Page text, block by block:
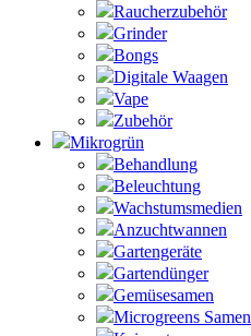
Raucherzubehör
Grinder
Bongs
Digitale Waagen
Vape
Zubehör
Mikrogrün
Behandlung
Beleuchtung
Wachstumsmedien
Anzuchtwannen
Gartengeräte
Gartendünger
Gemüsesamen
Microgreens Samen